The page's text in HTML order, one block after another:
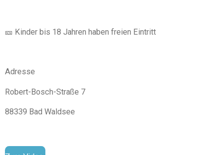
🎫 Kinder bis 18 Jahren haben freien Eintritt
Adresse
Robert-Bosch-Straße 7
88339 Bad Waldsee